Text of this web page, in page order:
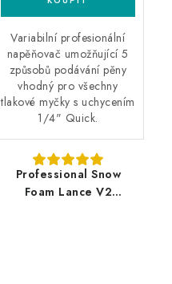
Variabilní profesionální
napěňovač umožňující 5
způsobů podávání pěny
vhodný pro všechny
tlakové myčky s uchycením
1/4" Quick.
Professional Snow
Foam Lance V2